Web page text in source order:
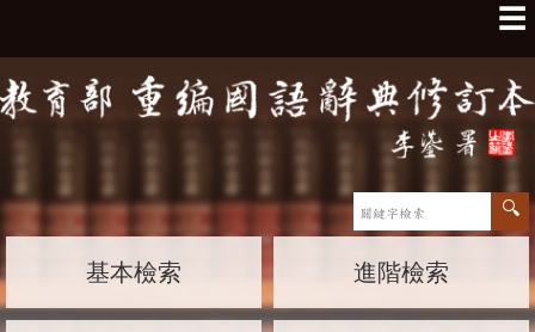
☰
基本檢索 進階檢索